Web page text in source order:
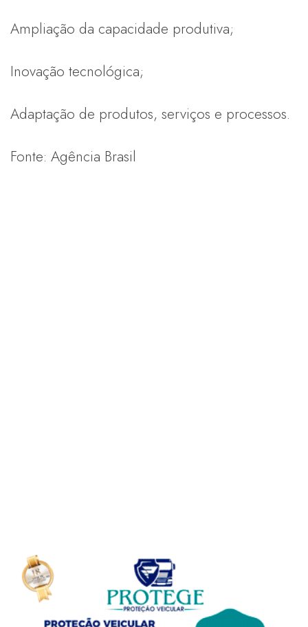
Ampliação da capacidade produtiva;
Inovação tecnológica;
Adaptação de produtos, serviços e processos.
Fonte: Agência Brasil